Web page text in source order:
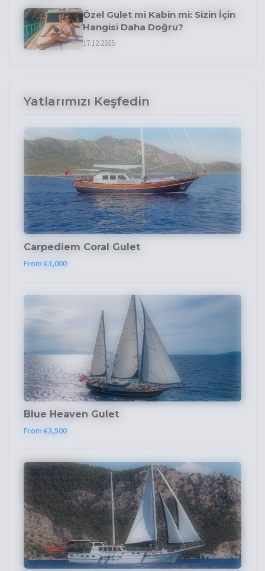
Özel Gulet mi Kabin mi: Sizin İçin
Hangisi Daha Doğru?
17.12.2025
Yatlarımızı Keşfedin
Carpediem Coral Gulet
From €3,000
Blue Heaven Gulet
From €3,500